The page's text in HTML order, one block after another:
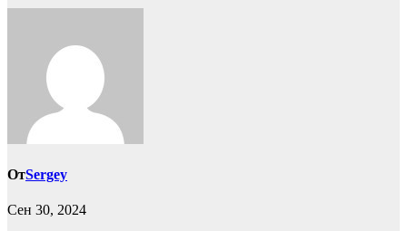
ОтSergey
Сен 30, 2024